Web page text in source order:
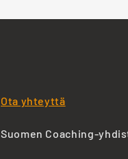
Ota yhteyttä
Suomen Coaching-